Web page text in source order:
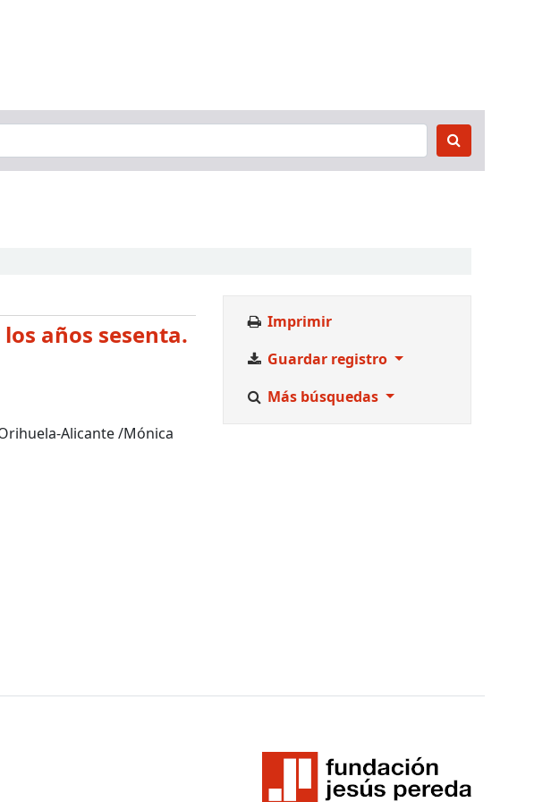
años sesenta.
Alicante /Mónica
Imprimir
Guardar registro
Más búsquedas